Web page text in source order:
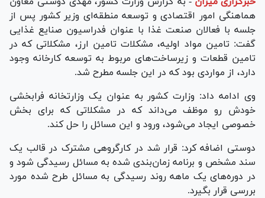
هماهنگی امور اقتصادی و توسعه منطقه‌ای وزیر کشور پس از
جلسه با فعالان صنعت غذا با عنوان فدراسیون صنایع غذایی
گفت: تامین مواد اولیه، مشکلات تامین ارز، مشکلاتی که در
تامین قطعات و زیرساخت‌های مربوط به توسعه کارخانه وجود
دارد، از مواردی بود که در این جلسه مطرح شد.
وی ادامه داد: وزارت کشور به عنوان یک وزارتخانه فرابخشی
خودش رو موظف می‌داند که در مشکلاتی که برای بخش
خصوصی ایجاد می‌شود، ورود و این مسائل را حل کند.
دوستی اضافه کرد: قرار شد در کارگروهی مشترک در قالب یک
سند مشخص و برنامه زمان‌بندی شده به مسائل رسیدگی شود و
در دوره‌های یک ماهه روند رسیدگی به مسائل طرح شده مورد
بررسی قرار بگیرد.